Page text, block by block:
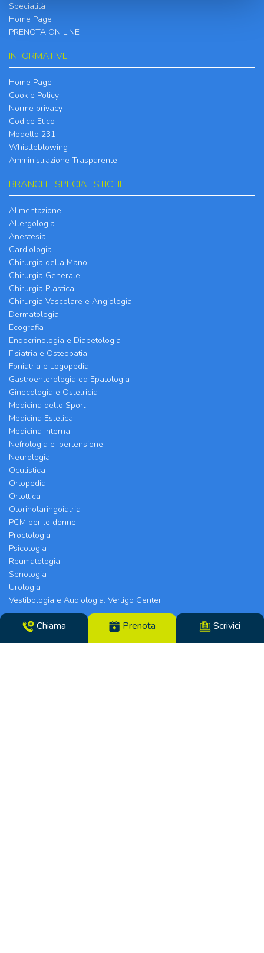
Specialità
Home Page
PRENOTA ON LINE
INFORMATIVE
Home Page
Cookie Policy
Norme privacy
Codice Etico
Modello 231
Whistleblowing
Amministrazione Trasparente
BRANCHE SPECIALISTICHE
Alimentazione
Allergologia
Anestesia
Cardiologia
Chirurgia della Mano
Chirurgia Generale
Chirurgia Plastica
Chirurgia Vascolare e Angiologia
Dermatologia
Ecografia
Endocrinologia e Diabetologia
Fisiatria e Osteopatia
Foniatria e Logopedia
Gastroenterologia ed Epatologia
Ginecologia e Ostetricia
Medicina dello Sport
Medicina Estetica
Medicina Interna
Nefrologia e Ipertensione
Neurologia
Oculistica
Ortopedia
Ortottica
Otorinolaringoiatria
PCM per le donne
Proctologia
Psicologia
Reumatologia
Senologia
Urologia
Vestibologia e Audiologia: Vertigo Center
Poliambulatorio Chirurgico Modenese srl | Sede
Legale e Chirurgia: Via Arquà, 5 | Eyecare Clinic,
Chiama Prenota Scrivici